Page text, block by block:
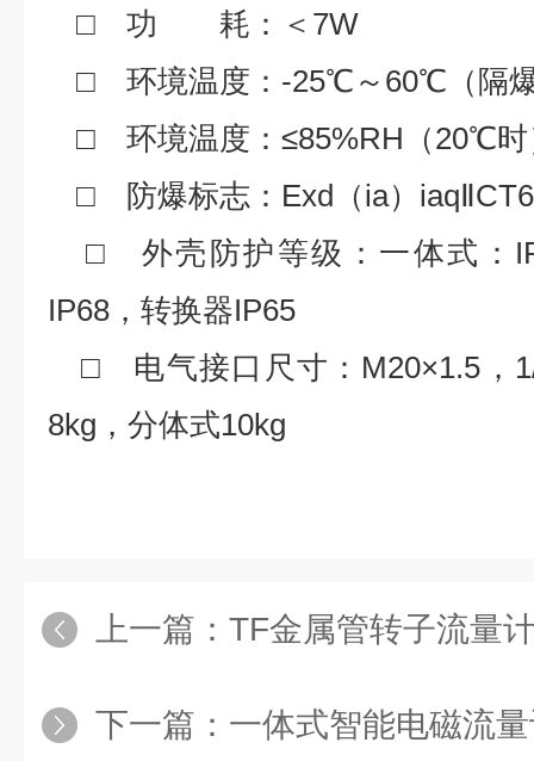
□ 功 耗：＜7W
□ 环境温度：-25℃～60℃（隔
□ 环境温度：≤85%RH（20℃时
□ 防爆标志：Exd（ia）
□ 外壳防护等级：一体式：
IP68，转换器IP65
□ 电气接口尺寸：M20×1.5，
8kg，分体式10kg
上一篇： TF金属管转子流量
下一篇： 一体式智能电磁流